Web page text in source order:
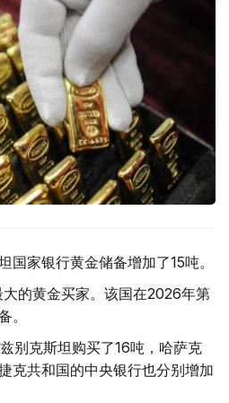
国家银行黄金储备增加了15吨。
的黄金买家。该国在2026年第
。
别克斯坦购买了16吨，哈萨克
克共和国的中央银行也分别增加